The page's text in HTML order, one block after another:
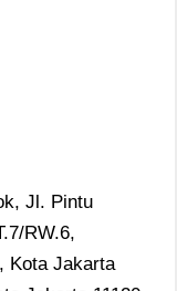
Jl. Pintu
RW.6,
Kota Jakarta